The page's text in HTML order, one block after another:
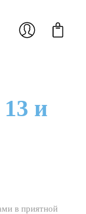
и
в приятной